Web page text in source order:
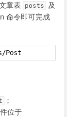
章表 posts
及
命令即可完成
Post
；
位于